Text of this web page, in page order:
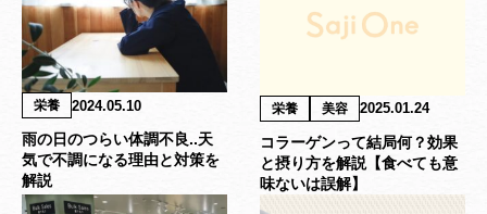
栄養 2024.05.10
雨の日のつらい体調不良..天
気で不調になる理由と対策を
解説
栄養 美容 2025.01.24
コラーゲンって結局何？効果
と摂り方を解説【食べても意
味ないは誤解】